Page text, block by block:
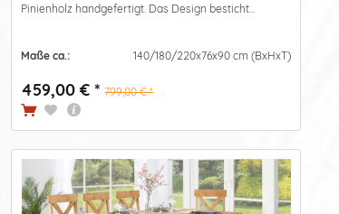
Pinienholz handgefertigt. Das Design besticht...
Maße ca.: 140/180/220x76x90 cm (BxHxT)
459,00 € * 799,00 € *